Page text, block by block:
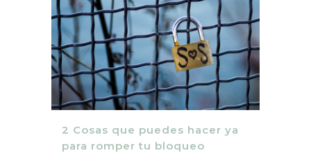
2 Cosas que puedes hacer ya
para romper tu bloqueo